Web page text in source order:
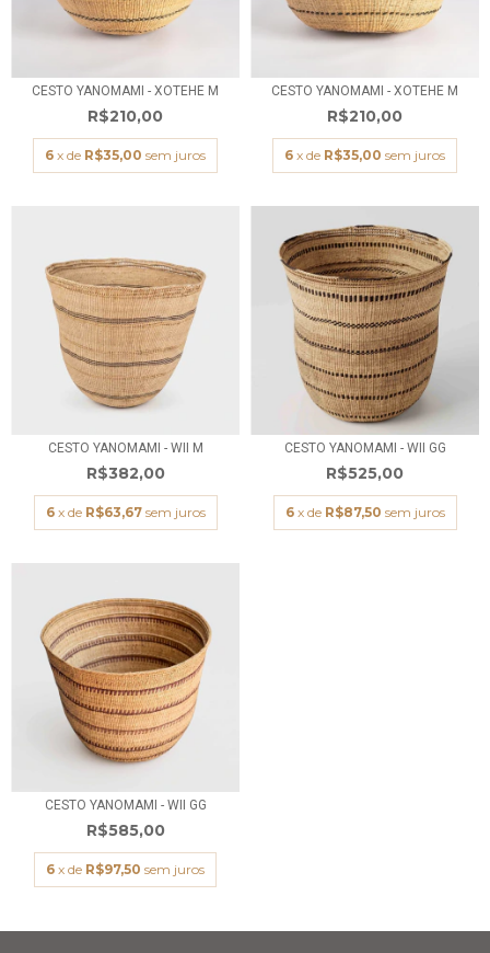
CESTO YANOMAMI - XOTEHE M
R$210,00
6 x de R$35,00 sem juros
CESTO YANOMAMI - XOTEHE M
R$210,00
6 x de R$35,00 sem juros
CESTO YANOMAMI - WII M
R$382,00
6 x de R$63,67 sem juros
CESTO YANOMAMI - WII GG
R$525,00
6 x de R$87,50 sem juros
CESTO YANOMAMI - WII GG
R$585,00
6 x de R$97,50 sem juros